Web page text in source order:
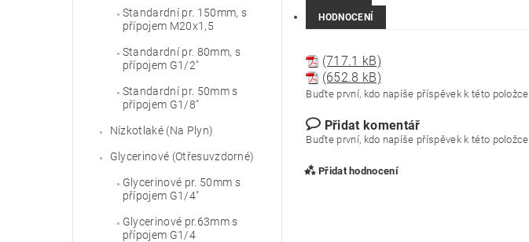
Standardní pr. 150mm, s
přípojem M20x1,5
Standardní pr. 80mm, s
přípojem G1/2"
Standardní pr. 50mm s
přípojem G1/8"
Nízkotlaké (Na Plyn)
Glycerinové (Otřesuvzdorné)
Glycerinové pr. 50mm s
přípojem G1/4"
Glycerinové pr.63mm s
přípojem G1/4
HODNOCENÍ
(717.1 kB)
(652.8 kB)
Buďte první, kdo napíše příspěvek k této položce.
Přidat komentář
Buďte první, kdo napíše příspěvek k této položce.
Přidat hodnocení